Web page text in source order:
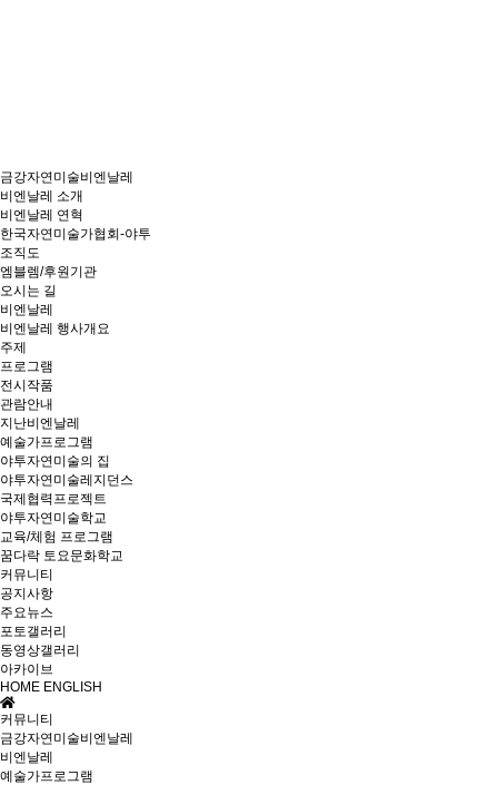
금강자연미술비엔날레
비엔날레 소개
비엔날레 연혁
한국자연미술가협회-야투
조직도
엠블렘/후원기관
오시는 길
비엔날레
비엔날레 행사개요
주제
프로그램
전시작품
관람안내
지난비엔날레
예술가프로그램
야투자연미술의 집
야투자연미술레지던스
국제협력프로젝트
야투자연미술학교
교육/체험 프로그램
꿈다락 토요문화학교
커뮤니티
공지사항
주요뉴스
포토갤러리
동영상갤러리
아카이브
HOME ENGLISH
커뮤니티
금강자연미술비엔날레
비엔날레
예술가프로그램